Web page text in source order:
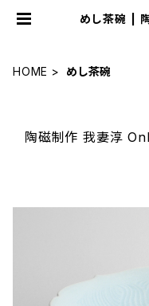
めし茶碗 |
HOME めし茶碗
陶磁制作 我妻淳